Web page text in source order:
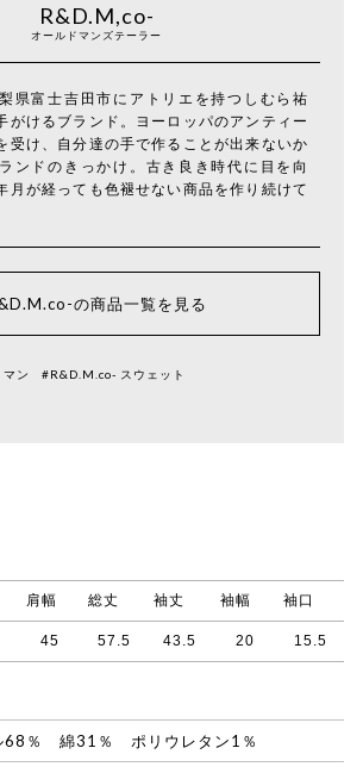
R&D.M,co-
オールドマンズテーラー
県富士吉田市にアトリエを持つしむら祐
がけるブランド。ヨーロッパのアンティー
受け、自分達の手で作ることが出来ないか
ンドのきっかけ。古き良き時代に目を向
月が経っても色褪せない商品を作り続けて
の商品一覧を見る
ン #R&D.M.co- スウェット
肩幅 総丈 袖丈 袖幅 袖口
45 57.5 43.5 20 15.5
68％ 綿31％ ポリウレタン1％